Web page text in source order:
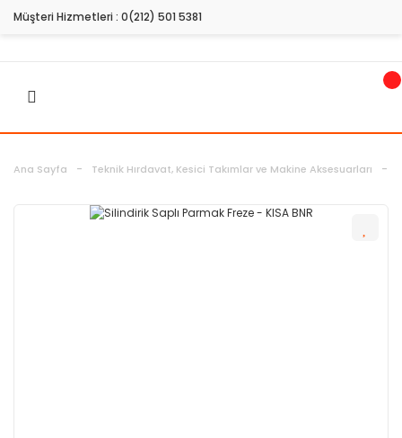
Müşteri Hizmetleri : 0(212) 501 5381
Ana Sayfa Teknik Hırdavat, Kesici Takımlar ve Makine Aksesuarları